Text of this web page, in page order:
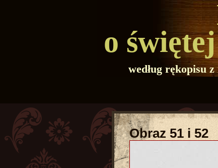
o
według rękopisu
Obraz 51 i 52